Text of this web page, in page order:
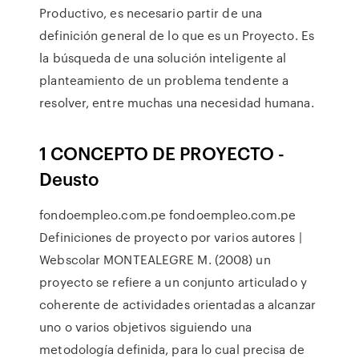
Productivo, es necesario partir de una
definición general de lo que es un Proyecto. Es
la búsqueda de una solución inteligente al
planteamiento de un problema tendente a
resolver, entre muchas una necesidad humana.
1 CONCEPTO DE PROYECTO -
Deusto
fondoempleo.com.pe fondoempleo.com.pe
Definiciones de proyecto por varios autores |
Webscolar MONTEALEGRE M. (2008) un
proyecto se refiere a un conjunto articulado y
coherente de actividades orientadas a alcanzar
uno o varios objetivos siguiendo una
metodología definida, para lo cual precisa de